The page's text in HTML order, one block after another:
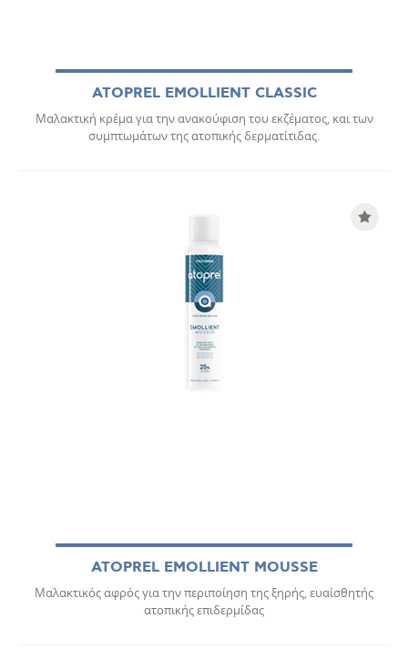
ATOPREL EMOLLIENT CLASSIC
Μαλακτική κρέμα για την ανακούφιση του εκζέματος, και των
συμπτωμάτων της ατοπικής δερματίτιδας.
ATOPREL EMOLLIENT MOUSSE
Μαλακτικός αφρός για την περιποίηση της ξηρής, ευαίσθητής
ατοπικής επιδερμίδας